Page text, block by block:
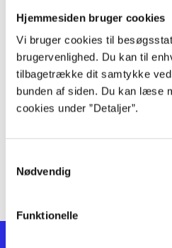
Hjemmesiden bruger cookies
Vi bruger cookies til
brugervenlighed. Du kan til
tilbagetrække dit samtykke ved
bunden af siden. Du kan læse
cookies under ”Detaljer”.
Nødvendig
Funktionelle
lorem ipsum dolor sit amet ...
lorem ipsum dolor sit amet ...
lorem ipsum dolor sit amet ...
lorem ipsum dolor sit amet ...
lorem ipsum dolor sit amet ...
lorem ipsum dolor sit amet ...
lorem ipsum dolor sit amet ...